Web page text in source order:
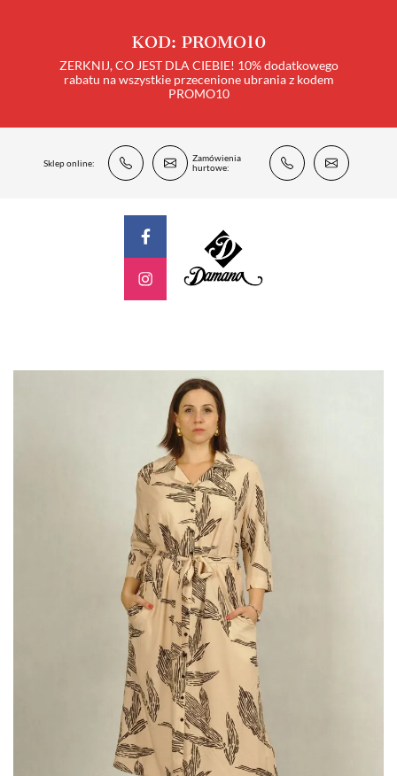
KOD: PROMO10
ZERKNIJ, CO JEST DLA CIEBIE! 10% dodatkowego
rabatu na wszystkie przecenione ubrania z kodem
PROMO10
Sklep online:
Zamówienia
hurtowe: